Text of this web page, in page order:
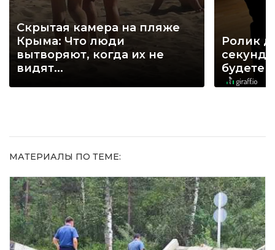
Скрытая камера на пляже
Крыма: Что люди
вытворяют, когда их не
видят...
Ролик
секунд,
будете
МАТЕРИАЛЫ ПО ТЕМЕ: